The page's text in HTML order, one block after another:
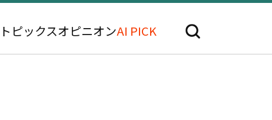
トピックスオピニオンAI PICK